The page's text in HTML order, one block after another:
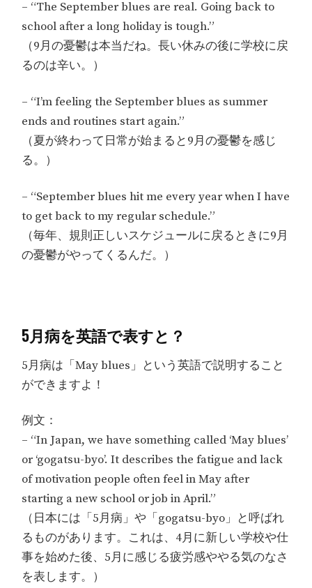
– “The September blues are real. Going back to
school after a long holiday is tough.”
（9月の憂鬱は本当だね。長い休みの後に学校に戻
るのは辛い。）
– “I’m feeling the September blues as summer
ends and routines start again.”
（夏が終わって日常が始まると9月の憂鬱を感じ
る。）
– “September blues hit me every year when I have
to get back to my regular schedule.”
（毎年、規則正しいスケジュールに戻るときに9月
の憂鬱がやってくるんだ。）
5月病を英語で表すと？
5月病は「May blues」という英語で説明すること
ができますよ！
例文：
– “In Japan, we have something called ‘May blues’
or ‘gogatsu-byo’. It describes the fatigue and lack
of motivation people often feel in May after
starting a new school or job in April.”
（日本には「5月病」や「gogatsu-byo」と呼ばれ
るものがあります。これは、4月に新しい学校や仕
事を始めた後、5月に感じる疲労感ややる気のなさ
を表します。）